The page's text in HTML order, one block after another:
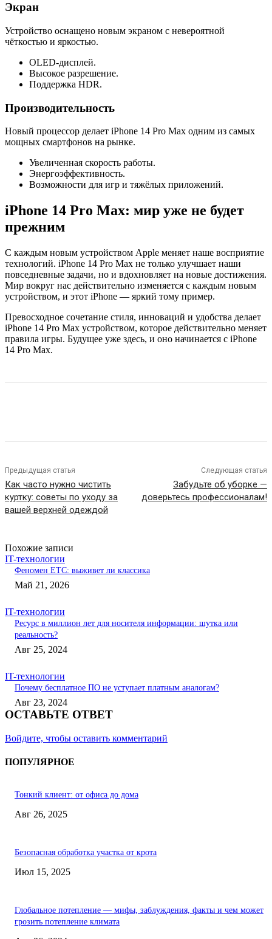
Экран
Устройство оснащено новым экраном с невероятной
чёткостью и яркостью.
OLED-дисплей.
Высокое разрешение.
Поддержка HDR.
Производительность
Новый процессор делает iPhone 14 Pro Max одним из самых
мощных смартфонов на рынке.
Увеличенная скорость работы.
Энергоэффективность.
Возможности для игр и тяжёлых приложений.
iPhone 14 Pro Max: мир уже не будет
прежним
С каждым новым устройством Apple меняет наше восприятие
технологий. iPhone 14 Pro Max не только улучшает наши
повседневные задачи, но и вдохновляет на новые достижения.
Мир вокруг нас действительно изменяется с каждым новым
устройством, и этот iPhone — яркий тому пример.
Превосходное сочетание стиля, инноваций и удобства делает
iPhone 14 Pro Max устройством, которое действительно меняет
правила игры. Будущее уже здесь, и оно начинается с iPhone
14 Pro Max.
Предыдущая статья
Как часто нужно чистить
куртку: советы по уходу за
вашей верхней одеждой
Следующая статья
Забудьте об уборке —
доверьтесь профессионалам!
Похожие записи
IT-технологии
Феномен ETC: выживет ли классика
Май 21, 2026
IT-технологии
Ресурс в миллион лет для носителя информации: шутка или
реальность?
Авг 25, 2024
IT-технологии
Почему бесплатное ПО не уступает платным аналогам?
Авг 23, 2024
ОСТАВЬТЕ ОТВЕТ
Войдите, чтобы оставить комментарий
ПОПУЛЯРНОЕ
Тонкий клиент: от офиса до дома
Авг 26, 2025
Безопасная обработка участка от крота
Июл 15, 2025
Глобальное потепление — мифы, заблуждения, факты и чем может
грозить потепление климата